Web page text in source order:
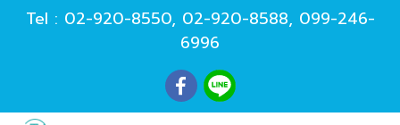
Tel : 02-920-8550, 02-920-8588, 099-246-
6996